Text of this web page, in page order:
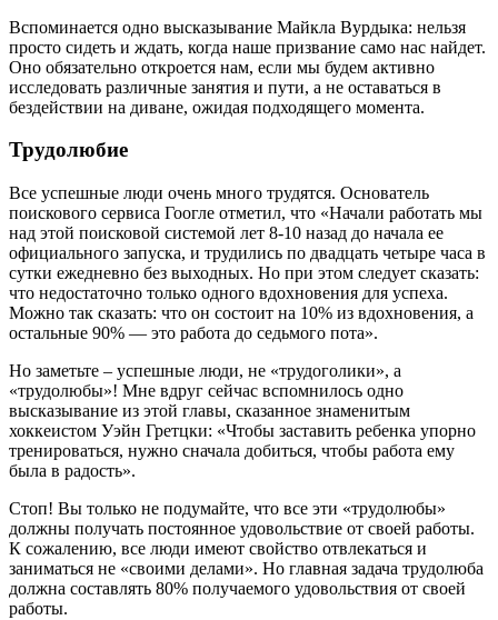
Вспоминается одно высказывание Майкла Вурдыка: нельзя
просто сидеть и ждать, когда наше призвание само нас найдет.
Оно обязательно откроется нам, если мы будем активно
исследовать различные занятия и пути, а не оставаться в
бездействии на диване, ожидая подходящего момента.
Трудолюбие
Все успешные люди очень много трудятся. Основатель
поискового сервиса Гоогле отметил, что «Начали работать мы
над этой поисковой системой лет 8-10 назад до начала ее
официального запуска, и трудились по двадцать четыре часа в
сутки ежедневно без выходных. Но при этом следует сказать:
что недостаточно только одного вдохновения для успеха.
Можно так сказать: что он состоит на 10% из вдохновения, а
остальные 90% — это работа до седьмого пота».
Но заметьте – успешные люди, не «трудоголики», а
«трудолюбы»! Мне вдруг сейчас вспомнилось одно
высказывание из этой главы, сказанное знаменитым
хоккеистом Уэйн Гретцки: «Чтобы заставить ребенка упорно
тренироваться, нужно сначала добиться, чтобы работа ему
была в радость».
Стоп! Вы только не подумайте, что все эти «трудолюбы»
должны получать постоянное удовольствие от своей работы.
К сожалению, все люди имеют свойство отвлекаться и
заниматься не «своими делами». Но главная задача трудолюба
должна составлять 80% получаемого удовольствия от своей
работы.